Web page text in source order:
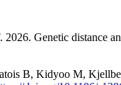
Genetic distance
B, Kidyoo M,